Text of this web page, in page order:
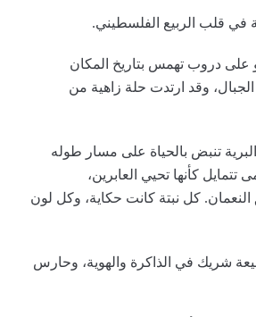
في قلب الربيع الفلسطيني.
على بلدك”، وما يقارب 115 مشّاء، نخطو على دروب تهمس بتاريخ المكان
وقد ارتدت حلة زاهية من
تنبض بالحياة على مسار طوله
كأنها تحيي العابرين،
كل نبتة كانت حكاية، وكل لون
شريك في الذاكرة والهوية، وحارس